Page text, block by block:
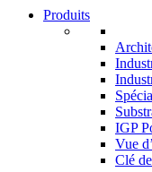
Produits
IGP
Vue
Clé